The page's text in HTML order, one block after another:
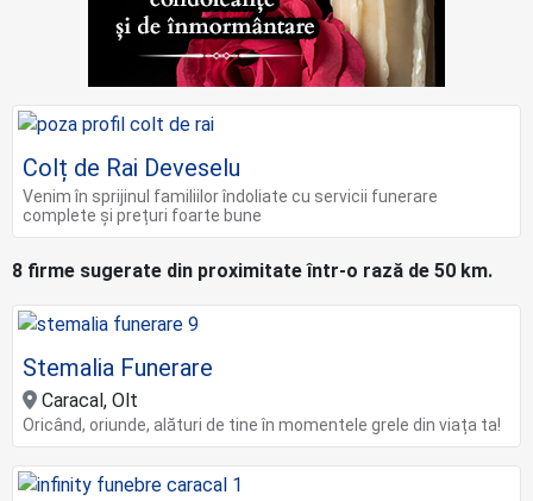
Colț de Rai Deveselu
Venim în sprijinul familiilor îndoliate cu servicii funerare
complete și prețuri foarte bune
8 firme sugerate din proximitate într-o rază de 50 km.
Stemalia Funerare
Caracal, Olt
Oricând, oriunde, alături de tine în momentele grele din viața ta!